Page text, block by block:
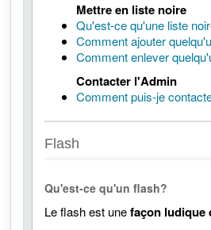
Mettre en liste noire
Qu'est-ce qu'une liste
Comment ajouter
Comment enlever
Contacter l'Admin
Comment puis-je
Flash
Qu'est-ce qu'un flash?
Le flash est unefaçon ludique